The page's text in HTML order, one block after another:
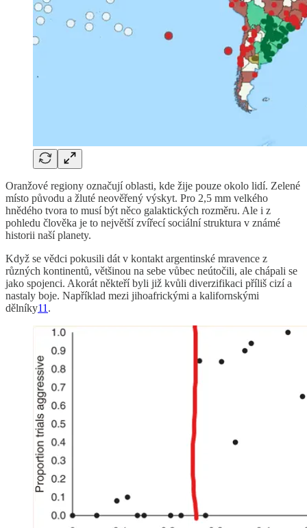
Oranžové regiony označují oblasti, kde žije pouze okolo lidí. Zelené
místo původu a žluté neověřený výskyt. Pro 2,5 mm velkého
hnědého tvora to musí být něco galaktických rozměru. Ale i z
pohledu člověka je to největší zvířecí sociální struktura v známé
historii naší planety.
Když se vědci pokusili dát v kontakt argentinské mravence z
různých kontinentů, většinou na sebe vůbec neútočili, ale chápali se
jako spojenci. Akorát někteří byli již kvůli diverzifikaci příliš cizí a
nastaly boje. Například mezi jihoafrickými a kalifornskými
dělníky11 .